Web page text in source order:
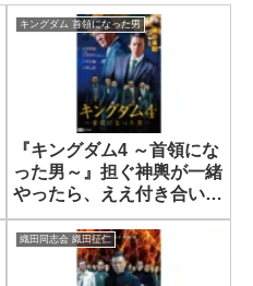
キングダム 首領になった男
『キングダム4 ～首領にな
った男～』担ぐ神輿が一緒
やったら、ええ付き合いで
きたかもしれんのう
織田同志会 織田征仁